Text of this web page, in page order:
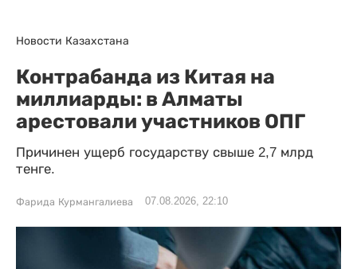
Новости Казахстана
Контрабанда из Китая на
миллиарды: в Алматы
арестовали участников ОПГ
Причинен ущерб государству свыше 2,7 млрд
тенге.
Фарида Курмангалиева 07.08.2026, 22:10